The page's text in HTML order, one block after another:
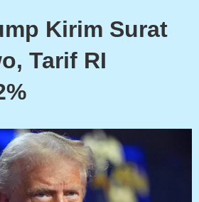
Kirim Surat
Tarif RI